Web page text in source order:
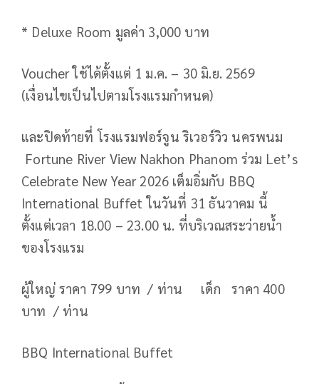
* Deluxe Room มูลค่า 3,000 บาท
Voucher ใช้ได้ตั้งแต่ 1 ม.ค. – 30 มิ.ย. 2569
(เงื่อนไขเป็นไปตามโรงแรมกำหนด)
และปิดท้ายที่ โรงแรมฟอร์จูน ริเวอร์วิว นครพนม
Fortune River View Nakhon Phanom ร่วม Let’s
Celebrate New Year 2026 เต็มอิ่มกับ BBQ
International Buffet ในวันที่ 31 ธันวาคม นี้
ตั้งแต่เวลา 18.00 – 23.00 น. ที่บริเวณสระว่ายน้ำ
ของโรงแรม
ผู้ใหญ่ ราคา 799 บาท / ท่าน เด็ก ราคา 400
บาท / ท่าน
BBQ International Buffet